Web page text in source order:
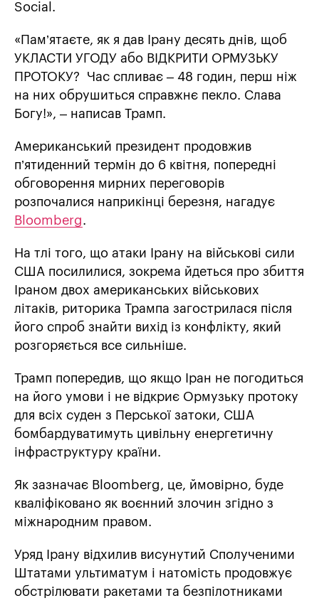
Social.
«Пам’ятаєте, як я дав Ірану десять днів, щоб
УКЛАСТИ УГОДУ або ВІДКРИТИ ОРМУЗЬКУ
ПРОТОКУ? Час спливає – 48 годин, перш ніж
на них обрушиться справжнє пекло. Слава
Богу!», – написав Трамп.
Американський президент продовжив
п’ятиденний термін до 6 квітня, попередні
обговорення мирних переговорів
розпочалися наприкінці березня, нагадує
Bloomberg.
На тлі того, що атаки Ірану на військові сили
США посилилися, зокрема йдеться про збиття
Іраном двох американських військових
літаків, риторика Трампа загострилася після
його спроб знайти вихід із конфлікту, який
розгоряється все сильніше.
Трамп попередив, що якщо Іран не погодиться
на його умови і не відкриє Ормузьку протоку
для всіх суден з Перської затоки, США
бомбардуватимуть цивільну енергетичну
інфраструктуру країни.
Як зазначає Bloomberg, це, ймовірно, буде
кваліфіковано як воєнний злочин згідно з
міжнародним правом.
Уряд Ірану відхилив висунутий Сполученими
Штатами ультиматум і натомість продовжує
обстрілювати ракетами та безпілотниками